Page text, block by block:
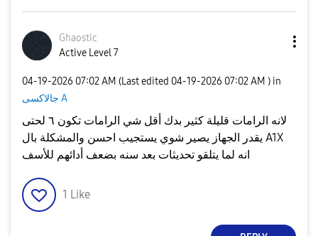
Ghaostic
Active Level 7
‎04-19-2026 07:02 AM (Last edited ‎04-19-2026 07:02 AM ) in
جالاكسى A
لانه الرامات قليلة كثير بدك أقل شي الرامات تكون ٦ لحتى
يقدر الجهاز يصير شوي يستجيب احسن والمشكلة بال A1X
انه لما يتلقو تحديثات بعد سنه بضعف أدائهم للأسف
1 Like